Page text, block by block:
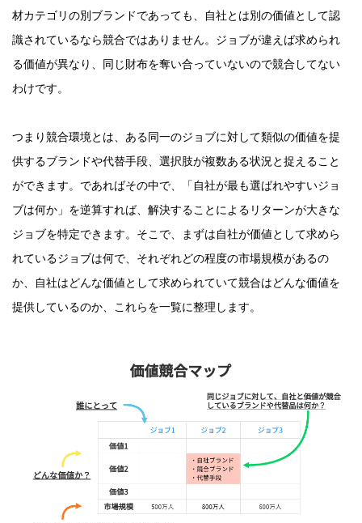
材カテゴリの別ブランドであっても、自社とは別の価値として認
識されているなら競合ではありません。ジョブが違えば求められ
る価値が異なり、同じ財布を奪い合っていないので競合してない
わけです。
つまり競合環境とは、ある同一のジョブに対して類似の価値を提
供するブランドや代替手段、選択肢が複数ある状況と捉えること
ができます。であればその中で、「自社が最も選ばれやすいジョ
ブは何か」を逆算すれば、解決することによるリターンが大きな
ジョブを特定できます。そこで、まずは自社が価値として求めら
れているジョブは何で、それぞれどの程度の市場規模があるの
か、自社はどんな価値として求められていて競合はどんな価値を
提供しているのか、これらを一覧に整理します。